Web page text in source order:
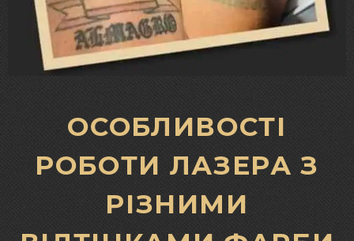
ОСОБЛИВОСТІ
РОБОТИ ЛАЗЕРА З
РІЗНИМИ